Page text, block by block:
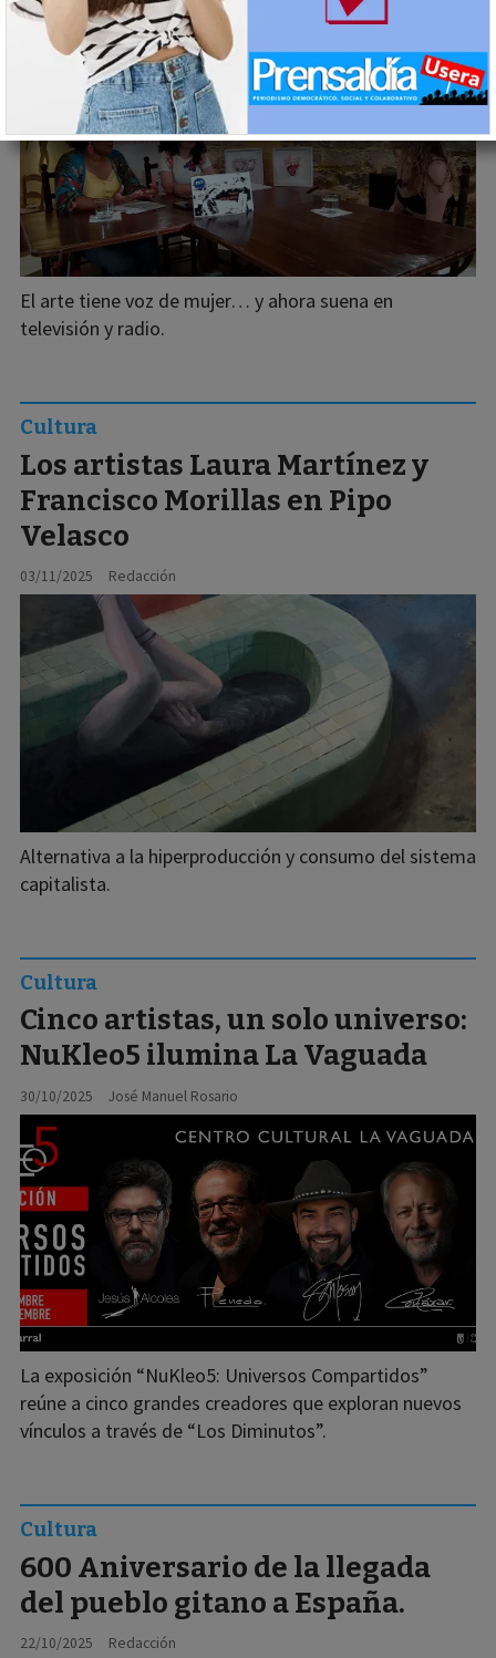
José Manuel Rosario
03/11/2025
El arte tiene voz de mujer… y ahora suena en
televisión y radio.
Los artistas Laura Martínez y
Francisco Morillas en Pipo
Velasco
Redacción
Cultura
03/11/2025
Alternativa a la hiperproducción y consumo del sistema
capitalista.
Cinco artistas, un solo universo:
NuKleo5 ilumina La Vaguada
José Manuel Rosario
Cultura
30/10/2025
La exposición “NuKleo5: Universos Compartidos”
reúne a cinco grandes creadores que exploran nuevos
vínculos a través de “Los Diminutos”.
600 Aniversario de la llegada
del pueblo gitano a España.
Redacción
Cultura
22/10/2025